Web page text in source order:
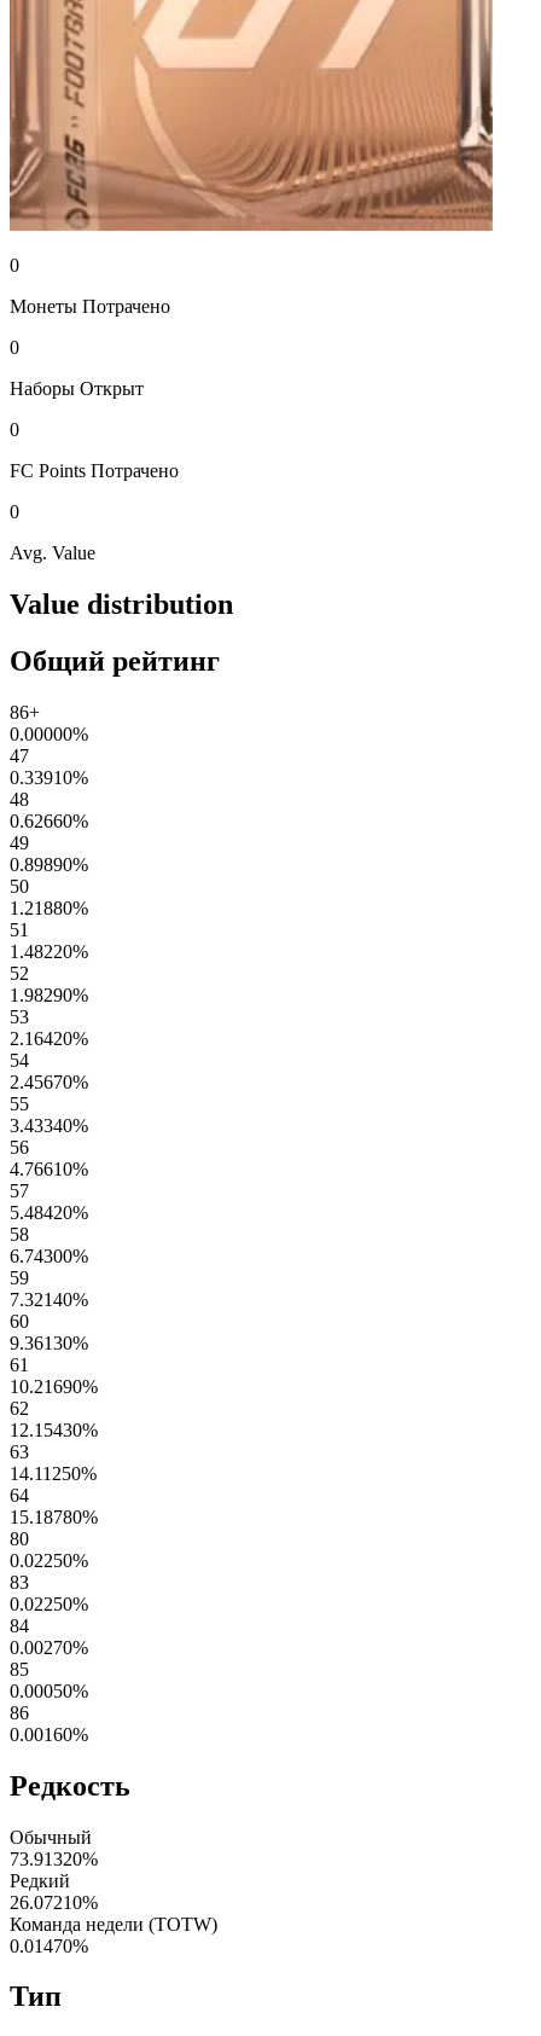
0
Монеты Потрачено
0
Наборы Открыт
0
FC Points Потрачено
0
Avg. Value
Value distribution
Общий рейтинг
86+
0.00000%
47
0.33910%
48
0.62660%
49
0.89890%
50
1.21880%
51
1.48220%
52
1.98290%
53
2.16420%
54
2.45670%
55
3.43340%
56
4.76610%
57
5.48420%
58
6.74300%
59
7.32140%
60
9.36130%
61
10.21690%
62
12.15430%
63
14.11250%
64
15.18780%
80
0.02250%
83
0.02250%
84
0.00270%
85
0.00050%
86
0.00160%
Редкость
Обычный
73.91320%
Редкий
26.07210%
Команда недели (TOTW)
0.01470%
Тип